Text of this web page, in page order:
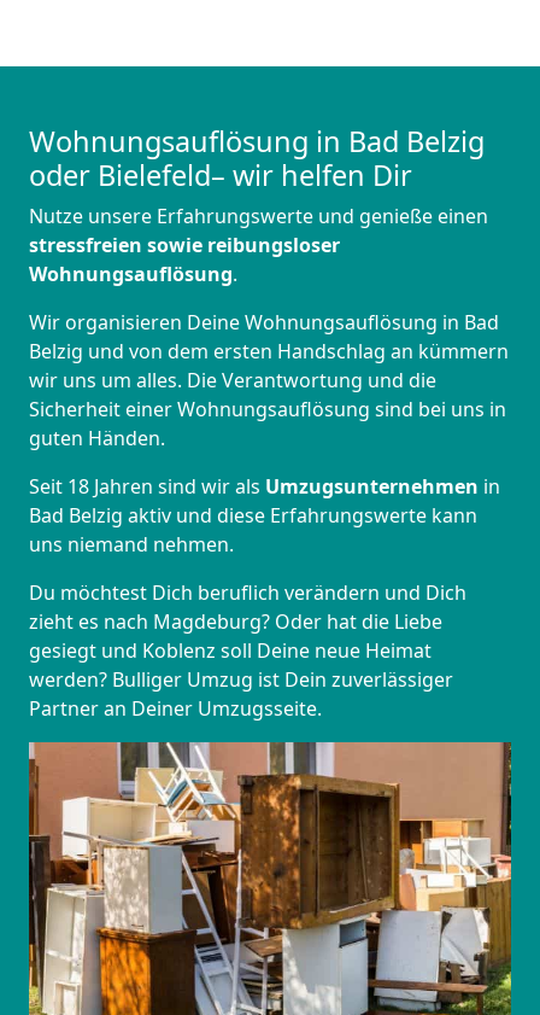
Wohnungsauflösung in Bad Belzig
oder Bielefeld– wir helfen Dir
Nutze unsere Erfahrungswerte und genieße einen
stressfreien sowie reibungsloser
Wohnungsauflösung.
Wir organisieren Deine Wohnungsauflösung in Bad
Belzig und von dem ersten Handschlag an kümmern
wir uns um alles. Die Verantwortung und die
Sicherheit einer Wohnungsauflösung sind bei uns in
guten Händen.
Seit 18 Jahren sind wir als Umzugsunternehmen in
Bad Belzig aktiv und diese Erfahrungswerte kann
uns niemand nehmen.
Du möchtest Dich beruflich verändern und Dich
zieht es nach Magdeburg? Oder hat die Liebe
gesiegt und Koblenz soll Deine neue Heimat
werden? Bulliger Umzug ist Dein zuverlässiger
Partner an Deiner Umzugsseite.